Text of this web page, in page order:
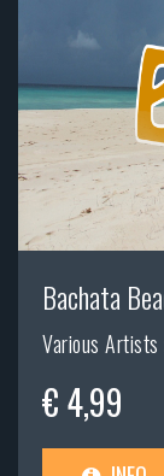
Bachata
Various Artists
€ 4,99